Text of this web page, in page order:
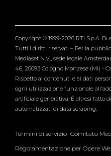
Verissimo
Copyright © 1999-2026 RTI S.p.A.
Tutti i diritti riservati – Per la
Mediaset N.V., sede legale
46, 20093 Cologno Monzese (MI) -
Rispetto ai contenuti e ai dati
ogni utilizzazione funzionale
artificiale generativa. È altresì fatto
automatizzati di data scraping.
Termini di servizio Comitato
Regolamentazione per Opere